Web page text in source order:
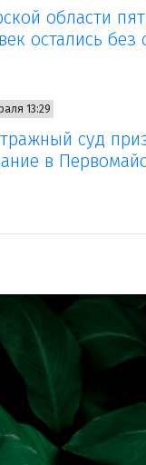
области
остались без
13:29
суд
в